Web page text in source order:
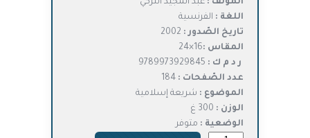
المؤلف : عبد المجيد التركي
اللغة : الفرنسية
تاريخ الصّدور :
المقاس :16×24
ر د م ك :
عدد الصّفحات :
الموضوع : شريعة إسلامية
الوزن :
الوضعية : متوفر